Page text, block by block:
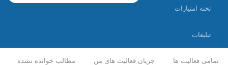
تمامی فعالیت ها جریان فعالیت های من مطالب خوانده نشده
تخته امتیازات
تبلیغات